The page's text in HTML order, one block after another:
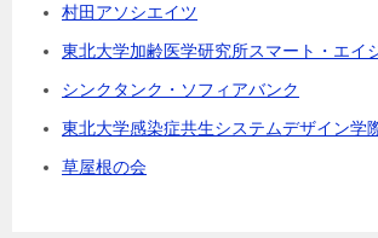
村田アソシエイツ
東北大学加齢医学研究所スマート・エイ
シンクタンク・ソフィアバンク
東北大学感染症共生システムデザイン学
草屋根の会